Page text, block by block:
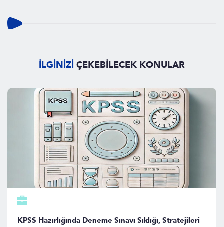
İLGİNİZİ ÇEKEBİLECEK KONULAR
KPSS Hazırlığında Deneme Sınavı Sıklığı, Stratejileri